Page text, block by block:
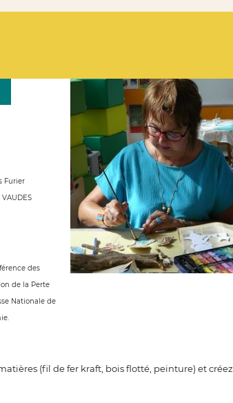
Furier
VAUDES
des
de la Perte
Nationale de
(fil de fer kraft, bois flotté, peinture) et créez